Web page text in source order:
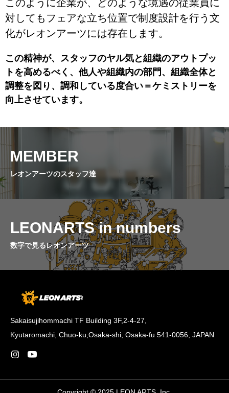
このように企業が、どのような境遇の従業員に
対してもフェアな立ち位置で制度設計を行う文
化がレオンアーツには存在します。
この精神が、スタッフのヤル気と組織のアウトプッ
トを高めるべく、他人や組織内の部門、組織全体と
調整を図り、調和している度合い＝ケミストリーを
向上させています。
MEMBER
レオンアーツのスタッフ達
LEONARTS in numbers
数字で見るレオンアーツ
Sakaisujihommachi TF Building 3F,2-4-27,
Kyutaromachi, Chuo-ku,Osaka-shi, Osaka-fu 541-0056, JAPAN